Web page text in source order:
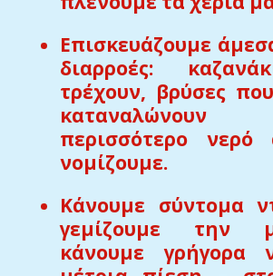
Επισκευάζουμε
διαρροές:
τρέχουν, βρύσες
περισσότερο
νομίζουμε.
Κάνουμε σύντομα
γεμίζουμε την
κάνουμε γρήγορα